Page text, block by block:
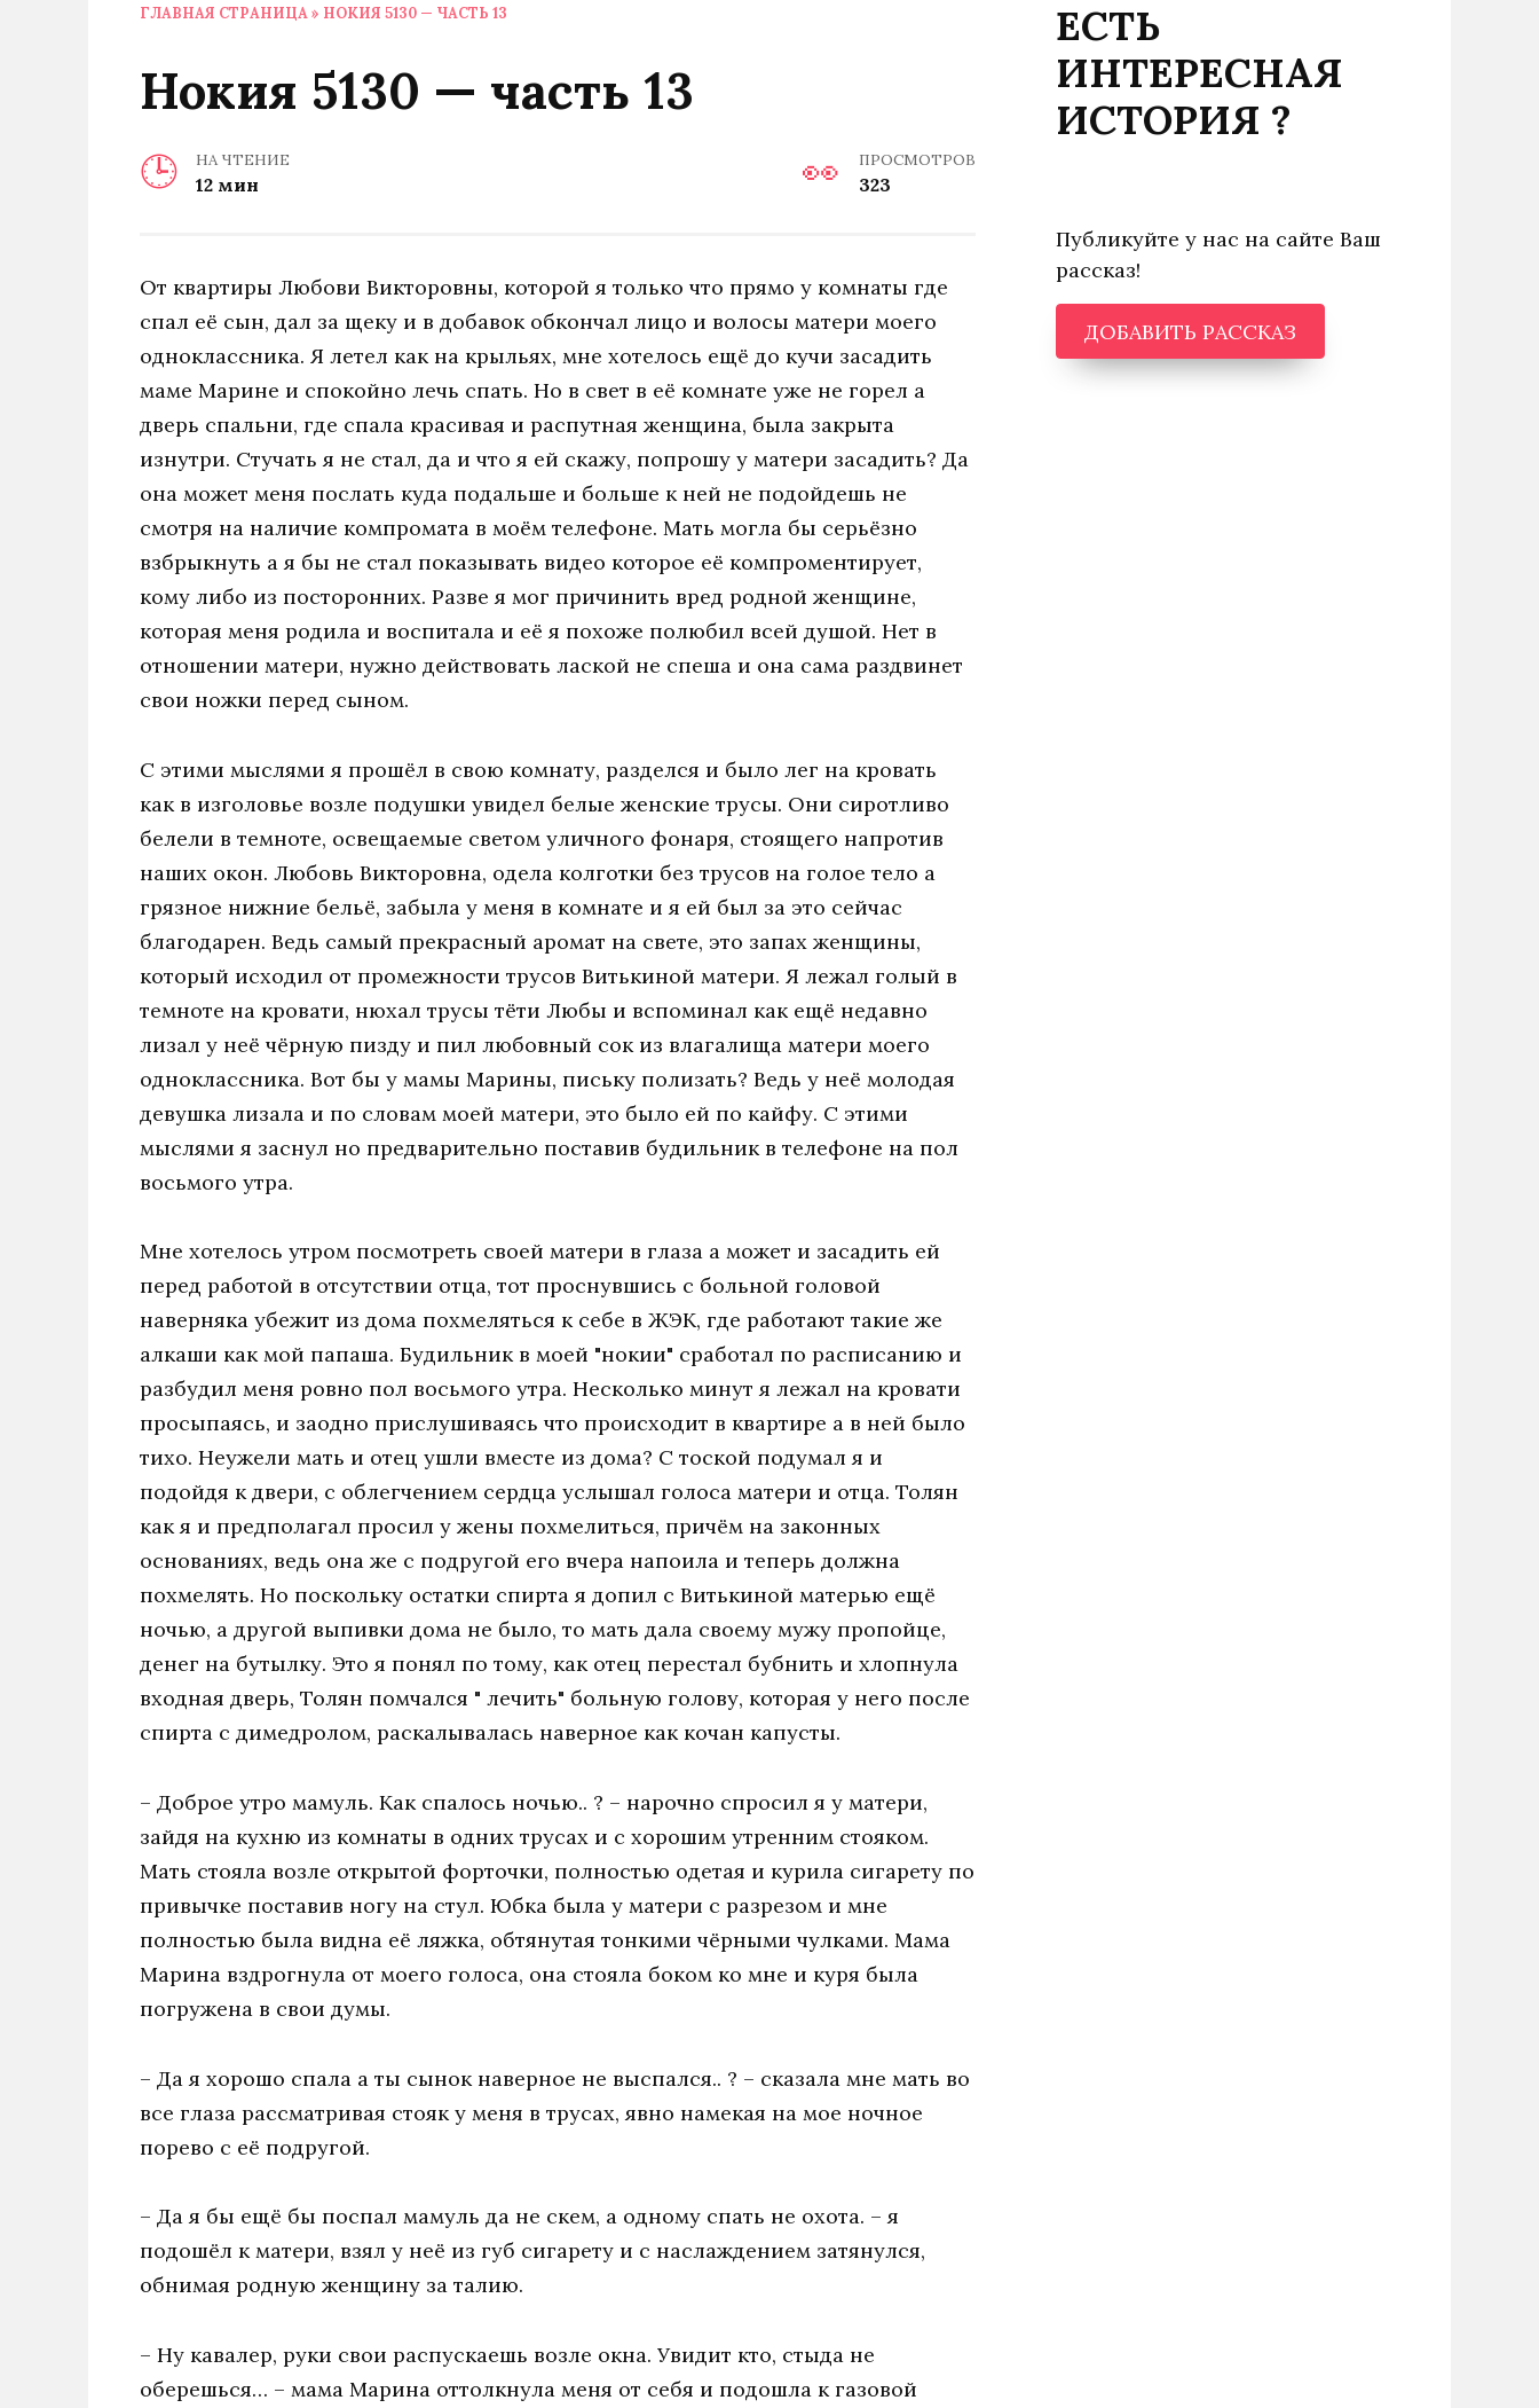
ГЛАВНАЯ СТРАНИЦА » НОКИЯ 5130 — ЧАСТЬ 13
Нокия 5130 — часть 13
НА ЧТЕНИЕ
12 мин
ПРОСМОТРОВ
323
От квартиры Любови Викторовны, которой я только что прямо у комнаты где
спал её сын, дал за щеку и в добавок обкончал лицо и волосы матери моего
одноклассника. Я летел как на крыльях, мне хотелось ещё до кучи засадить
маме Марине и спокойно лечь спать. Но в свет в её комнате уже не горел а
дверь спальни, где спала красивая и распутная женщина, была закрыта
изнутри. Стучать я не стал, да и что я ей скажу, попрошу у матери засадить? Да
она может меня послать куда подальше и больше к ней не подойдешь не
смотря на наличие компромата в моём телефоне. Мать могла бы серьёзно
взбрыкнуть а я бы не стал показывать видео которое её компроментирует,
кому либо из посторонних. Разве я мог причинить вред родной женщине,
которая меня родила и воспитала и её я похоже полюбил всей душой. Нет в
отношении матери, нужно действовать лаской не спеша и она сама раздвинет
свои ножки перед сыном.
С этими мыслями я прошёл в свою комнату, разделся и было лег на кровать
как в изголовье возле подушки увидел белые женские трусы. Они сиротливо
белели в темноте, освещаемые светом уличного фонаря, стоящего напротив
наших окон. Любовь Викторовна, одела колготки без трусов на голое тело а
грязное нижние бельё, забыла у меня в комнате и я ей был за это сейчас
благодарен. Ведь самый прекрасный аромат на свете, это запах женщины,
который исходил от промежности трусов Витькиной матери. Я лежал голый в
темноте на кровати, нюхал трусы тёти Любы и вспоминал как ещё недавно
лизал у неё чёрную пизду и пил любовный сок из влагалища матери моего
одноклассника. Вот бы у мамы Марины, письку полизать? Ведь у неё молодая
девушка лизала и по словам моей матери, это было ей по кайфу. С этими
мыслями я заснул но предварительно поставив будильник в телефоне на пол
восьмого утра.
Мне хотелось утром посмотреть своей матери в глаза а может и засадить ей
перед работой в отсутствии отца, тот проснувшись с больной головой
наверняка убежит из дома похмеляться к себе в ЖЭК, где работают такие же
алкаши как мой папаша. Будильник в моей "нокии" сработал по расписанию и
разбудил меня ровно пол восьмого утра. Несколько минут я лежал на кровати
просыпаясь, и заодно прислушиваясь что происходит в квартире а в ней было
тихо. Неужели мать и отец ушли вместе из дома? С тоской подумал я и
подойдя к двери, с облегчением сердца услышал голоса матери и отца. Толян
как я и предполагал просил у жены похмелиться, причём на законных
основаниях, ведь она же с подругой его вчера напоила и теперь должна
похмелять. Но поскольку остатки спирта я допил с Витькиной матерью ещё
ночью, а другой выпивки дома не было, то мать дала своему мужу пропойце,
денег на бутылку. Это я понял по тому, как отец перестал бубнить и хлопнула
входная дверь, Толян помчался " лечить" больную голову, которая у него после
спирта с димедролом, раскалывалась наверное как кочан капусты.
– Доброе утро мамуль. Как спалось ночью.. ? – нарочно спросил я у матери,
зайдя на кухню из комнаты в одних трусах и с хорошим утренним стояком.
Мать стояла возле открытой форточки, полностью одетая и курила сигарету по
привычке поставив ногу на стул. Юбка была у матери с разрезом и мне
полностью была видна её ляжка, обтянутая тонкими чёрными чулками. Мама
Марина вздрогнула от моего голоса, она стояла боком ко мне и куря была
погружена в свои думы.
– Да я хорошо спала а ты сынок наверное не выспался.. ? – сказала мне мать во
все глаза рассматривая стояк у меня в трусах, явно намекая на мое ночное
порево с её подругой.
– Да я бы ещё бы поспал мамуль да не скем, а одному спать не охота. – я
подошёл к матери, взял у неё из губ сигарету и с наслаждением затянулся,
обнимая родную женщину за талию.
– Ну кавалер, руки свои распускаешь возле окна. Увидит кто, стыда не
оберешься… – мама Марина оттолкнула меня от себя и подошла к газовой
ЕСТЬ
ИНТЕРЕСНАЯ
ИСТОРИЯ ?
Публикуйте у нас на сайте Ваш
рассказ!
ДОБАВИТЬ РАССКАЗ